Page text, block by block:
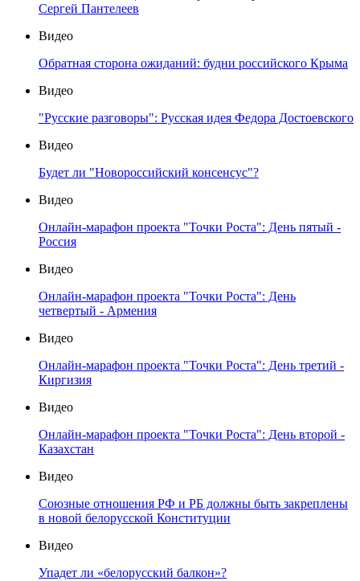
Сергей Пантелеев
Видео
Обратная сторона ожиданий: будни российского Крыма
Видео
"Русские разговоры": Русская идея Федора Достоевского
Видео
Будет ли "Новороссийский консенсус"?
Видео
Онлайн-марафон проекта "Точки Роста": День пятый -
Россия
Видео
Онлайн-марафон проекта "Точки Роста": День
четвертый - Армения
Видео
Онлайн-марафон проекта "Точки Роста": День третий -
Киргизия
Видео
Онлайн-марафон проекта "Точки Роста": День второй -
Казахстан
Видео
Союзные отношения РФ и РБ должны быть закреплены
в новой белорусской Конституции
Видео
Упадет ли «белорусский балкон»?